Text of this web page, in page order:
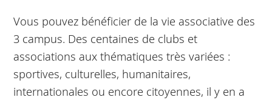
Vous pouvez bénéficier de la vie associative des
3 campus. Des centaines de clubs et
associations aux thématiques très variées :
sportives, culturelles, humanitaires,
internationales ou encore citoyennes, il y en a